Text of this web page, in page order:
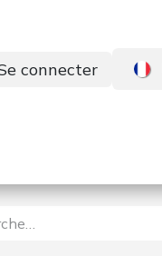
connecter